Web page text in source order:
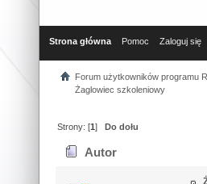
Strona główna Pomoc Zaloguj się
Forum użytkowników programu
Żaglowiec szkoleniowy
Strony: [1]Do dołu
Autor